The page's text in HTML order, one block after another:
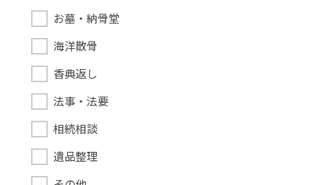
お墓・納骨堂
海洋散骨
香典返し
法事・法要
相続相談
遺品整理